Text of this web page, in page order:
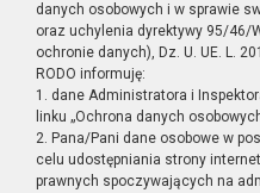
danych osobowych i w sprawie
oraz uchylenia dyrektywy 95/46/
ochronie danych), Dz. U. UE. L.
RODO informuję:
1. dane Administratora i
linku „Ochrona danych
2. Pana/Pani dane osobowe w
celu udostępniania strony
prawnych spoczywających na